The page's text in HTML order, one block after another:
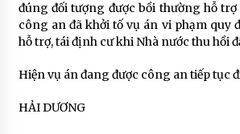
đúng đối tượng được bồi thường hỗ trợ
công an đã khởi tố vụ án vi phạm quy
hỗ trợ, tái định cư khi Nhà nước thu hồi
Hiện vụ án đang được công an tiếp tục
HẢI DƯƠNG